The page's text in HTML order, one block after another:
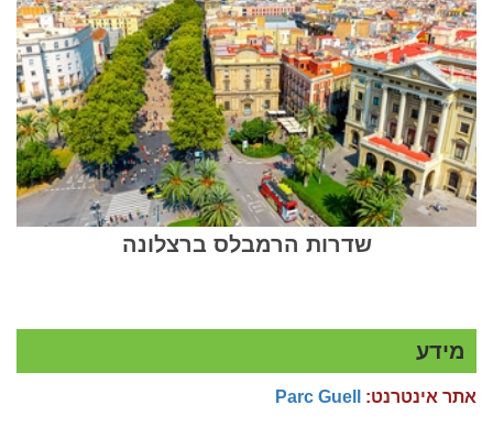
שדרות הרמבלס ברצלונה
מידע
אתר אינטרנט: Parc Guell